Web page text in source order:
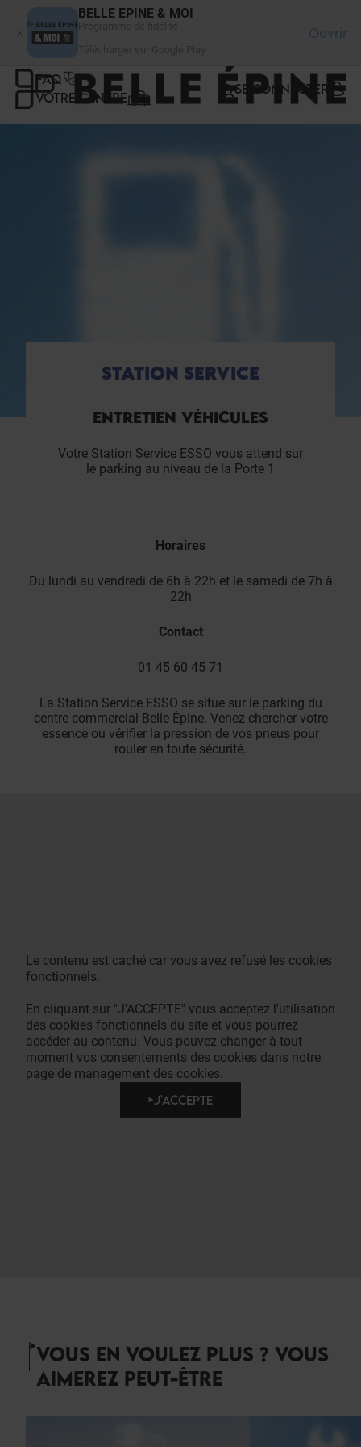
BELLE EPINE & MOI
Ouvrir
FAQ
VOTRE CENTRE
SE CONNECTER
STATION SERVICE
ENTRETIEN VÉHICULES
Votre Station Service ESSO vous attend sur
le parking au niveau de la Porte 1
Horaires
Du lundi au vendredi de 6h à 22h et le samedi de 7h à
22h
Contact
01 45 60 45 71
La Station Service ESSO se situe sur le parking du
centre commercial Belle Épine. Venez chercher votre
essence ou vérifier la pression de vos pneus pour
rouler en toute sécurité.
Le contenu est caché car vous avez refusé les cookies
fonctionnels.
En cliquant sur "J'ACCEPTE" vous acceptez l'utilisation
des cookies fonctionnels du site et vous pourrez
accéder au contenu. Vous pouvez changer à tout
moment vos consentements des cookies dans notre
page de management des cookies.
J'ACCEPTE
VOUS EN VOULEZ PLUS ? VOUS
AIMEREZ PEUT-ÊTRE
Panneau de gestion des cookies